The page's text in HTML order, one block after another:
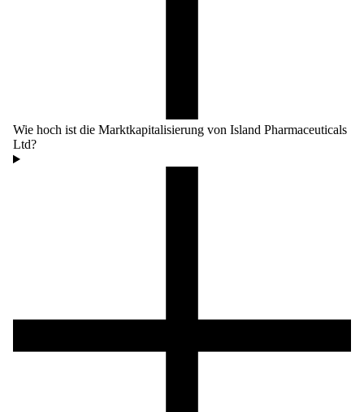
Wie hoch ist die Marktkapitalisierung von Island Pharmaceuticals
Ltd?